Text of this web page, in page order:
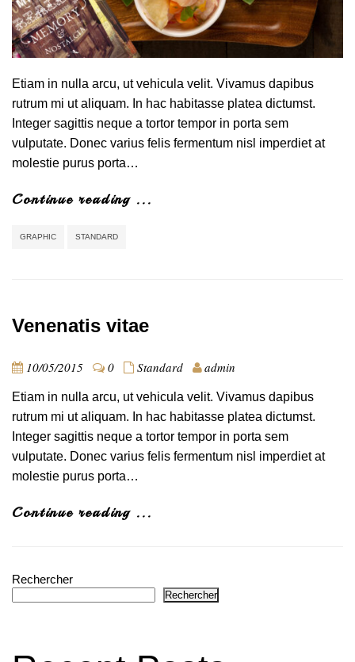
Etiam in nulla arcu, ut vehicula velit. Vivamus dapibus
rutrum mi ut aliquam. In hac habitasse platea dictumst.
Integer sagittis neque a tortor tempor in porta sem
vulputate. Donec varius felis fermentum nisl imperdiet at
molestie purus porta…
Continue reading ...
GRAPHIC STANDARD
Venenatis vitae
10/05/2015 0 Standard admin
Etiam in nulla arcu, ut vehicula velit. Vivamus dapibus
rutrum mi ut aliquam. In hac habitasse platea dictumst.
Integer sagittis neque a tortor tempor in porta sem
vulputate. Donec varius felis fermentum nisl imperdiet at
molestie purus porta…
Continue reading ...
Rechercher
Rechercher